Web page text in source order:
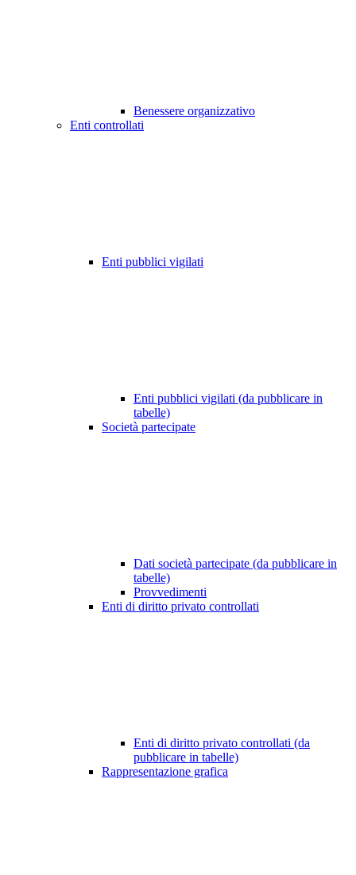
Benessere organizzativo
Enti controllati
Enti pubblici vigilati
Enti pubblici vigilati (da pubblicare in
tabelle)
Società partecipate
Dati società partecipate (da pubblicare in
tabelle)
Provvedimenti
Enti di diritto privato controllati
Enti di diritto privato controllati (da
pubblicare in tabelle)
Rappresentazione grafica